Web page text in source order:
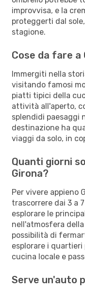
improvvisa, e la
proteggerti dal
stagione.
Cose da fare a
Immergiti nella
visitando famosi
piatti tipici della
attività all'aperto,
splendidi paesaggi
destinazione ha
viaggi da solo, in
Quanti giorni
Girona?
Per vivere appieno
trascorrere dai 3 a
esplorare le
nell'atmosfera
possibilità di
esplorare i
cucina locale e
Serve un'auto